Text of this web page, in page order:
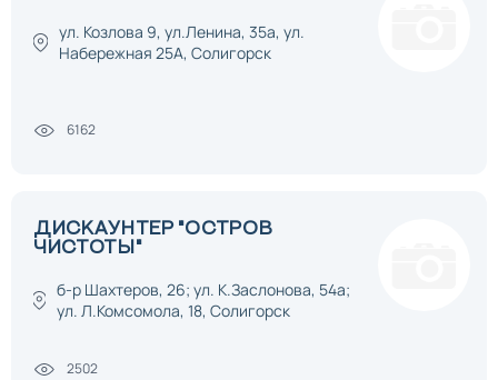
ул. Козлова 9, ул.Ленина, 35а, ул.
Набережная 25А, Солигорск
6162
ДИСКАУНТЕР "ОСТРОВ
ЧИСТОТЫ"
б-р Шахтеров, 26; ул. К.Заслонова, 54а;
ул. Л.Комсомола, 18, Солигорск
2502